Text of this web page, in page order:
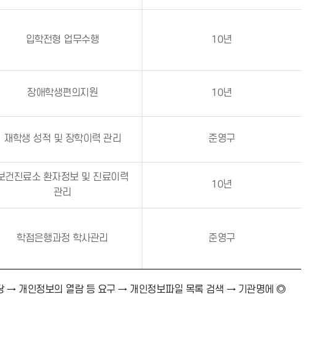
입학전형 업무수행 10년
장애학생편의지원 10년
재학생 성적 및 장학이력 관리 준영구
건진료소 환자정보 및 진료이력
관리
10년
학점은행과정 학사관리 준영구
→ 개인정보의 열람 등 요구 → 개인정보파일 목록 검색 → 기관명에 ◎